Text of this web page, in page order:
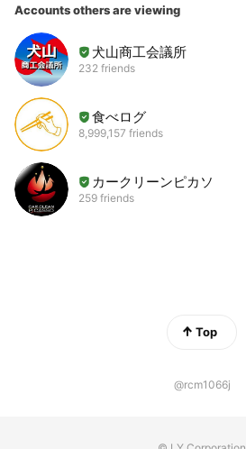
Accounts others are viewing
犬山商工会議所
232 friends
食べログ
8,999,157 friends
カークリーンピカソ
259 friends
Top
@rcm1066j